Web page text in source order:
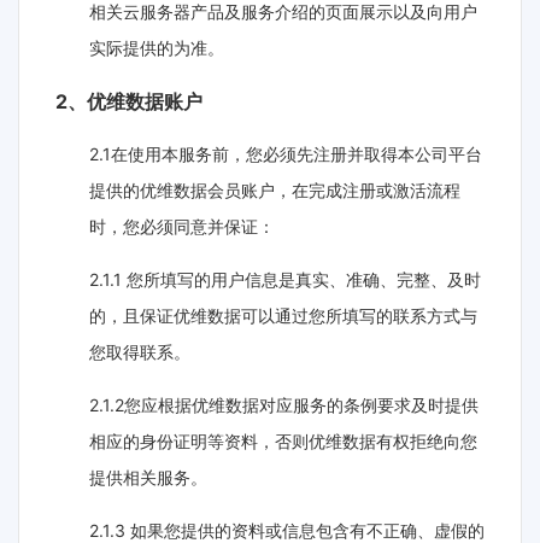
相关云服务器产品及服务介绍的页面展示以及向用户
实际提供的为准。
2、优维数据账户
2.1在使用本服务前，您必须先注册并取得本公司平台
提供的优维数据会员账户，在完成注册或激活流程
时，您必须同意并保证：
2.1.1 您所填写的用户信息是真实、准确、完整、及时
的，且保证优维数据可以通过您所填写的联系方式与
您取得联系。
2.1.2您应根据优维数据对应服务的条例要求及时提供
相应的身份证明等资料，否则优维数据有权拒绝向您
提供相关服务。
2.1.3 如果您提供的资料或信息包含有不正确、虚假的